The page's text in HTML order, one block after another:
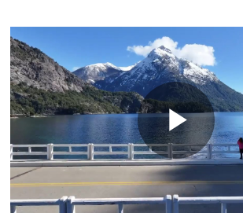
Bariloche proporciona a harmonia
natureza e o descanso. Com suas
deslumbrantes de montanhas, lagos
irresistível, é o destino perfeito para
desejam se afastar da rotina e
momentos serenos em meio à
paisagem natural.